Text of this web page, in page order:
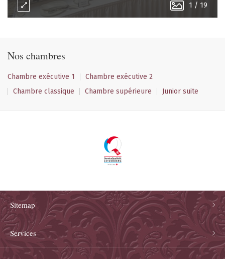
1 / 19
Nos chambres
Chambre exécutive 1
Chambre exécutive 2
Chambre classique
Chambre supérieure Junior suite
Sitemap
Services